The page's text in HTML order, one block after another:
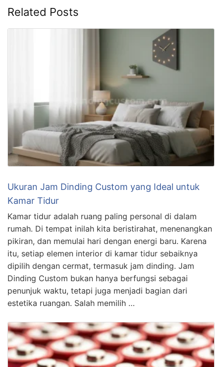
Related Posts
Ukuran Jam Dinding Custom yang Ideal untuk
Kamar Tidur
Kamar tidur adalah ruang paling personal di dalam
rumah. Di tempat inilah kita beristirahat, menenangkan
pikiran, dan memulai hari dengan energi baru. Karena
itu, setiap elemen interior di kamar tidur sebaiknya
dipilih dengan cermat, termasuk jam dinding. Jam
Dinding Custom bukan hanya berfungsi sebagai
penunjuk waktu, tetapi juga menjadi bagian dari
estetika ruangan. Salah memilih …